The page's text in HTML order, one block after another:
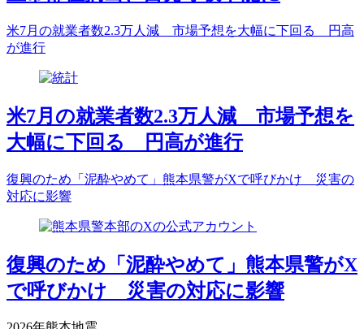
米7月の就業者数2.3万人減 市場予想を大幅に下回る 円高
が進行
米7月の就業者数2.3万人減 市場予想を
大幅に下回る 円高が進行
復興のため「泥酔やめて」熊本県警がXで呼びかけ 災害の
対応に影響
復興のため「泥酔やめて」熊本県警がX
で呼びかけ 災害の対応に影響